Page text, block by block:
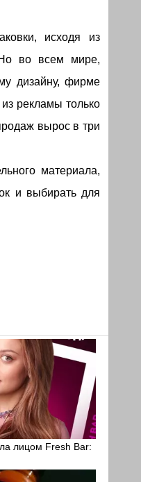
исходя из
Но во всем мире,
дизайну, фирме
рекламы только
вырос в три
материала,
и выбирать для
лицом Fresh Bar: